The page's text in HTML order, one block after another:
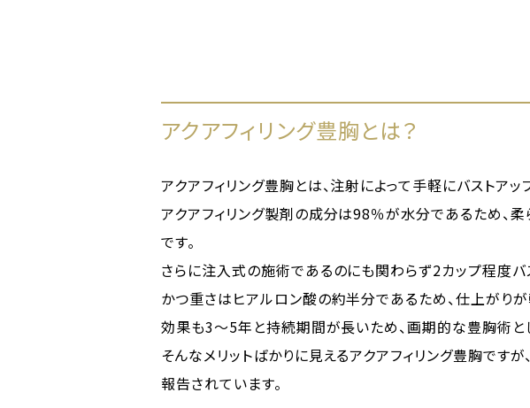
アクアフィリング豊胸とは？
アクアフィリング豊胸とは、注射によって手軽にバストアッ
アクアフィリング製剤の成分は98％が水分であるため、
です。
さらに注入式の施術であるのにも関わらず2カップ程度バ
かつ重さはヒアルロン酸の約半分であるため、仕上がりが
効果も3～5年と持続期間が長いため、画期的な豊胸術と
そんなメリットばかりに見えるアクアフィリング豊胸です
報告されています。